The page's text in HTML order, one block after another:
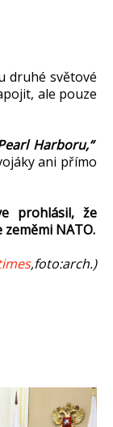
druhé světové
ale pouze
Harboru,“
ani přímo
prohlásil, že
zeměmi NATO.
,foto:arch.)